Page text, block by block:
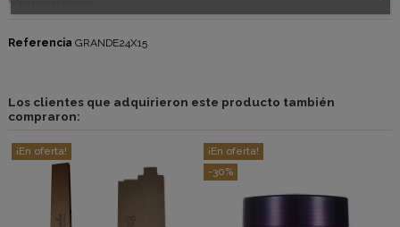
Referencia GRANDE24X15
Los clientes que adquirieron este producto también
compraron:
¡En oferta!
¡En oferta!
-30%